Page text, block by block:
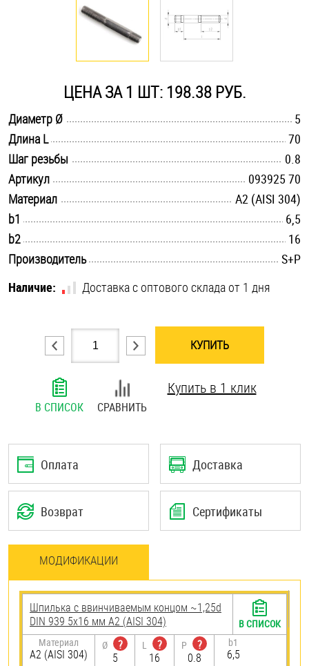
Оснастка и аксессуары для яхт
Саморезы и шурупы
Стопорные кольца
Такелаж
Хомуты
Шайбы
Шпильки
Штифты и пальцы
ЦЕНА ЗА 1 ШТ: 198.38 РУБ.
Диаметр Ø
5
Длина L
70
Шаг резьбы
0.8
Артикул
093925 70
Материал
А2 (AISI 304)
b1
6,5
b2
16
Производитель
S+P
Наличие:
Доставка с оптового склада от 1 дня
КУПИТЬ
В СПИСОК СРАВНИТЬ
Купить в 1 клик
Оплата Доставка
Возврат Сертификаты
МОДИФИКАЦИИ
Шпилька c ввинчиваемым концом ~1,25d
DIN 939 5х16 мм А2 (AISI 304)
Материал
А2 (AISI 304)
Ø
?
5
L
?
16
P
?
0.8
b1
6,5
В СПИСОК